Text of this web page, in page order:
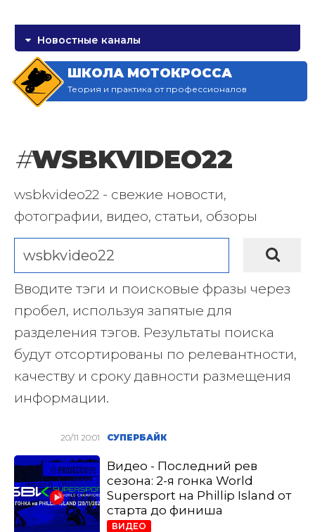
Новостные каналы
ШКОЛА МОТОКРОССА
Теория и практика от профессионалов
#WSBKVIDEO22
wsbkvideo22 - свежие новости,
фотографии, видео, статьи, обзоры
Вводите тэги и поисковые фразы через
пробел, используя запятые для
разделения тэгов. Результаты поиска
будут отсортированы по релевантности,
качеству и сроку давности размещения
информации.
20/11 20:01 СУПЕРБАЙК
Видео - Последний рев
сезона: 2-я гонка World
Supersport на Phillip Island от
старта до финиша
ВИДЕО